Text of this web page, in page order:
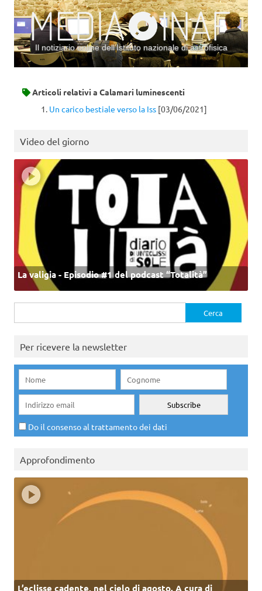
Il notiziario online dell’Istituto nazionale di astrofisica
Articoli relativi a Calamari luminescenti
Un carico bestiale verso la Iss [03/06/2021]
Video del giorno
La valigia - Episodio #1 del podcast “Totalità”
per:
Per ricevere la newsletter
Do il consenso al trattamento dei dati
Approfondimento
L’eclisse cadente, nel cielo di agosto. A cura di